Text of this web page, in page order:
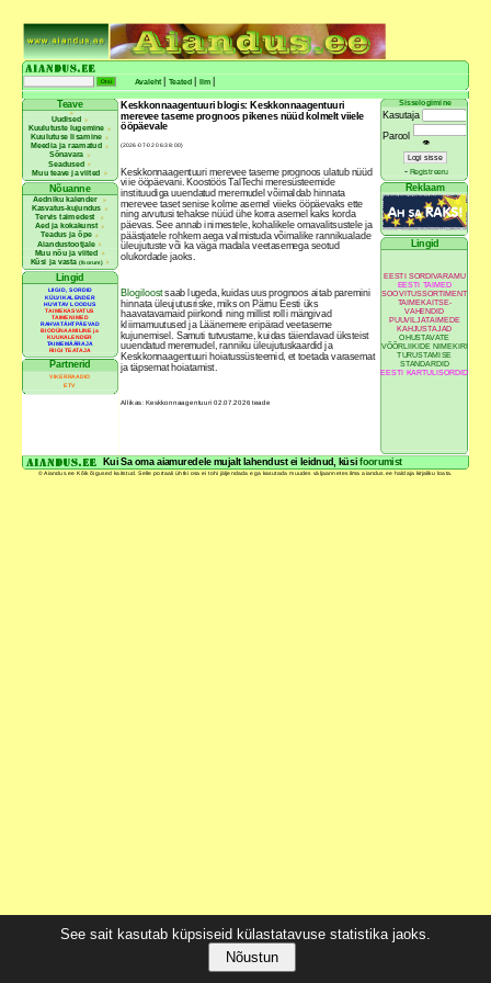
See sait kasutab küpsiseid külastatavuse statistika jaoks.
Nõustun
Avaleht Teated Ilm
Teave
Uudised
Kuulutuste lugemine
Kuulutuse lisamine
Meedia ja raamatud
Sõnavara
Seadused
Muu teave ja viited
Nõuanne
Aedniku kalender
Kasvatus-kujundus
Tervis taimedest
Aed ja kokakunst
Teadus ja õpe
Aiandustootjale
Muu nõu ja viited
Küsi ja vasta(foorum)
Lingid
LIIGID, SORDID
KÜLVIKALENDER
HUVITAV LOODUS
TAIMEKASVATUS
TAIMENIMED
RAHVATÄHTPÄEVAD
BIODÜNAAMILINE ja
KUUKALENDER
TAIMEMÄÄRAJA
RIIGI TEATAJA
Partnerid
VIKERRAADIO
ETV
Keskkonnaagentuuri blogis: Keskkonnaagentuuri
merevee taseme prognoos pikenes nüüd kolmelt viiele
ööpäevale
(2026-07-02 06:38:00)
Keskkonnaagentuuri merevee taseme prognoos ulatub nüüd
viie ööpäevani. Koostöös TalTechi meresüsteemide
instituudiga uuendatud meremudel võimaldab hinnata
merevee taset senise kolme asemel viieks ööpäevaks ette
ning arvutusi tehakse nüüd ühe korra asemel kaks korda
päevas. See annab inimestele, kohalikele omavalitsustele ja
päästjatele rohkem aega valmistuda võimalike rannikualade
üleujutuste või ka väga madala veetasemega seotud
olukordade jaoks.
Blogiloostsaab lugeda, kuidas uus prognoos aitab paremini
hinnata üleujutusriske, miks on Pärnu Eesti üks
haavatavamaid piirkondi ning millist rolli mängivad
kliimamuutused ja Läänemere eripärad veetaseme
kujunemisel. Samuti tutvustame, kuidas täiendavad üksteist
uuendatud meremudel, ranniku üleujutuskaardid ja
Keskkonnaagentuuri hoiatussüsteemid, et toetada varasemat
ja täpsemat hoiatamist.
Allikas: Keskkonnaagentuuri 02.07.2026 teade
Sisselogimine
Kasutaja
Parool
👁
- Registreeru
Reklaam
Lingid
EESTI SORDIVARAMU
EESTI TAIMED
SOOVITUSSORTIMENT
TAIMEKAITSE-
VAHENDID
PUUVILJATAIMEDE
KAHJUSTAJAD
OHUSTAVATE
VÕÕRLIIKIDE NIMEKIRI
TURUSTAMISE
STANDARDID
EESTI KARTULISORDID
Kui Sa oma aiamuredele mujalt lahendust ei leidnud, küsi foorumist
© Aiandus.ee Kõik õigused kaitstud. Selle portaali ühtki osa ei tohi jäljendada ega kasutada muudes väljaannetes ilma aiandus.ee haldaja kirjaliku loata.